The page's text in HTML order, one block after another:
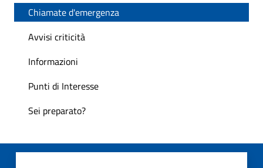
Chiamate d'emergenza
Avvisi criticità
Informazioni
Punti di Interesse
Sei preparato?